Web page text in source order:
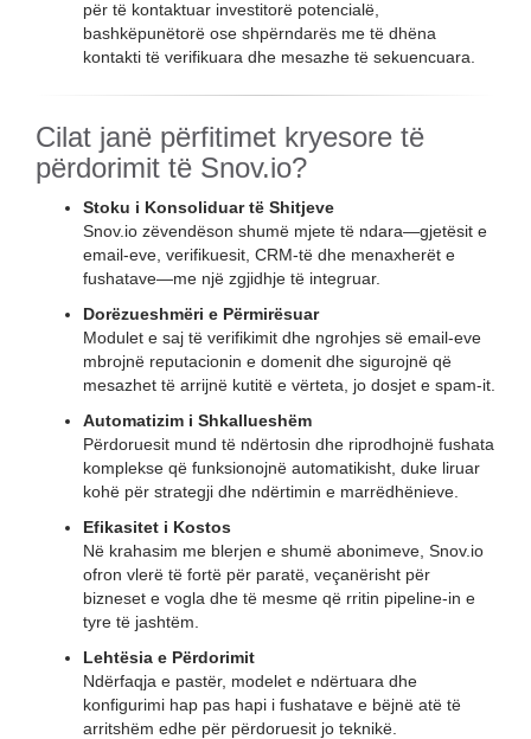
për të kontaktuar investitorë potencialë,
bashkëpunëtorë ose shpërndarës me të dhëna
kontakti të verifikuara dhe mesazhe të sekuencuara.
Cilat janë përfitimet kryesore të
përdorimit të Snov.io?
Stoku i Konsoliduar të Shitjeve
Snov.io zëvendëson shumë mjete të ndara—gjetësit e
email-eve, verifikuesit, CRM-të dhe menaxherët e
fushatave—me një zgjidhje të integruar.
Dorëzueshmëri e Përmirësuar
Modulet e saj të verifikimit dhe ngrohjes së email-eve
mbrojnë reputacionin e domenit dhe sigurojnë që
mesazhet të arrijnë kutitë e vërteta, jo dosjet e spam-it.
Automatizim i Shkallueshëm
Përdoruesit mund të ndërtosin dhe riprodhojnë fushata
komplekse që funksionojnë automatikisht, duke liruar
kohë për strategji dhe ndërtimin e marrëdhënieve.
Efikasitet i Kostos
Në krahasim me blerjen e shumë abonimeve, Snov.io
ofron vlerë të fortë për paratë, veçanërisht për
bizneset e vogla dhe të mesme që rritin pipeline-in e
tyre të jashtëm.
Lehtësia e Përdorimit
Ndërfaqja e pastër, modelet e ndërtuara dhe
konfigurimi hap pas hapi i fushatave e bëjnë atë të
arritshëm edhe për përdoruesit jo teknikë.